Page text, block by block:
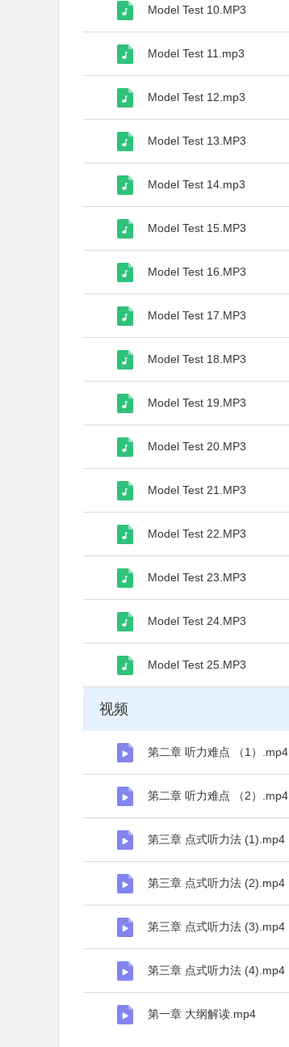
Model Test 10.MP3
Model Test 11.mp3
Model Test 12.mp3
Model Test 13.MP3
Model Test 14.mp3
Model Test 15.MP3
Model Test 16.MP3
Model Test 17.MP3
Model Test 18.MP3
Model Test 19.MP3
Model Test 20.MP3
Model Test 21.MP3
Model Test 22.MP3
Model Test 23.MP3
Model Test 24.MP3
Model Test 25.MP3
视频
第二章 听力难点 （1）.mp4
第二章 听力难点 （2）.mp4
第三章 点式听力法 (1).mp4
第三章 点式听力法 (2).mp4
第三章 点式听力法 (3).mp4
第三章 点式听力法 (4).mp4
第一章 大纲解读.mp4